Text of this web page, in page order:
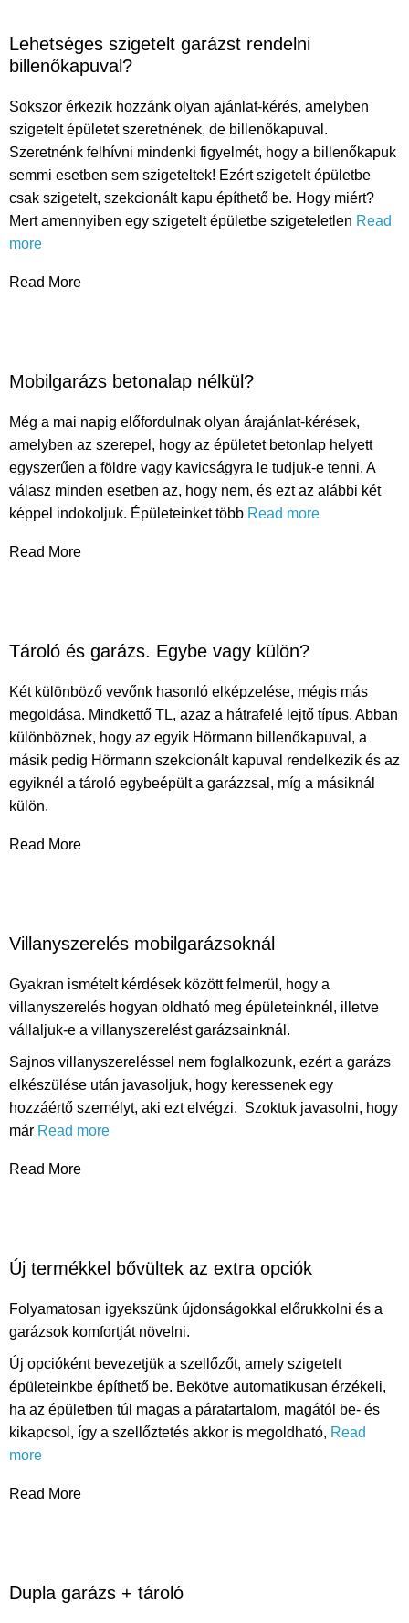
Lehetséges szigetelt garázst rendelni
billenőkapuval?
Sokszor érkezik hozzánk olyan ajánlat-kérés, amelyben
szigetelt épületet szeretnének, de billenőkapuval.
Szeretnénk felhívni mindenki figyelmét, hogy a billenőkapuk
semmi esetben sem szigeteltek! Ezért szigetelt épületbe
csak szigetelt, szekcionált kapu építhető be. Hogy miért?
Mert amennyiben egy szigetelt épületbe szigeteletlen Read
more
Read More
Mobilgarázs betonalap nélkül?
Még a mai napig előfordulnak olyan árajánlat-kérések,
amelyben az szerepel, hogy az épületet betonlap helyett
egyszerűen a földre vagy kavicságyra le tudjuk-e tenni. A
válasz minden esetben az, hogy nem, és ezt az alábbi két
képpel indokoljuk. Épületeinket több Read more
Read More
Tároló és garázs. Egybe vagy külön?
Két különböző vevőnk hasonló elképzelése, mégis más
megoldása. Mindkettő TL, azaz a hátrafelé lejtő típus. Abban
különböznek, hogy az egyik Hörmann billenőkapuval, a
másik pedig Hörmann szekcionált kapuval rendelkezik és az
egyiknél a tároló egybeépült a garázzsal, míg a másiknál
külön.
Read More
Villanyszerelés mobilgarázsoknál
Gyakran ismételt kérdések között felmerül, hogy a
villanyszerelés hogyan oldható meg épületeinknél, illetve
vállaljuk-e a villanyszerelést garázsainknál.
Sajnos villanyszereléssel nem foglalkozunk, ezért a garázs
elkészülése után javasoljuk, hogy keressenek egy
hozzáértő személyt, aki ezt elvégzi. Szoktuk javasolni, hogy
már Read more
Read More
Új termékkel bővültek az extra opciók
Folyamatosan igyekszünk újdonságokkal előrukkolni és a
garázsok komfortját növelni.
Új opcióként bevezetjük a szellőzőt, amely szigetelt
épületeinkbe építhető be. Bekötve automatikusan érzékeli,
ha az épületben túl magas a páratartalom, magától be- és
kikapcsol, így a szellőztetés akkor is megoldható, Read
more
Read More
Dupla garázs + tároló